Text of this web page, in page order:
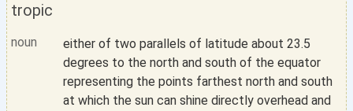
tropic
noun
either of two parallels of latitude about 23.5
degrees to the north and south of the equator
representing the points farthest north and south
at which the sun can shine directly overhead and